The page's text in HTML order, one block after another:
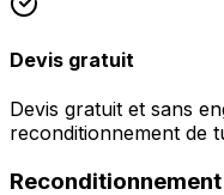
Devis gratuit
Devis gratuit et sans
reconditionnement de